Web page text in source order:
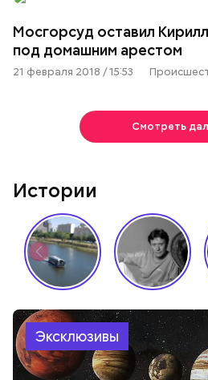
Мосгорсуд оставил
под домашним арестом
21 февраля 2018 / 15:53
Смотреть
Истории
Эксклюзивы